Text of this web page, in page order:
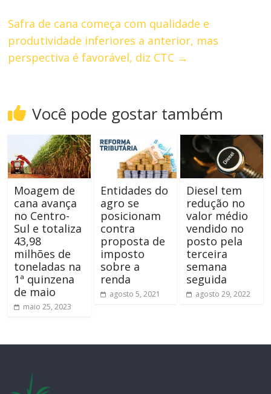
Safra de cana começa com qualidade e
produtividade inferiores a anterior, mas
perspectiva é favorável, diz CTC →
Você pode gostar também
Moagem de
cana avança
no Centro-
Sul e totaliza
43,98
milhões de
toneladas na
1ª quinzena
de maio
maio 25, 2023
Entidades do
agro se
posicionam
contra
proposta de
imposto
sobre a
renda
agosto 5, 2021
Diesel tem
redução no
valor médio
vendido no
posto pela
terceira
semana
seguida
agosto 29, 2022